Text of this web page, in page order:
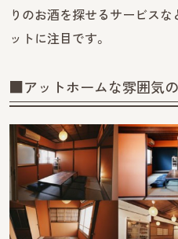
りのお酒を探せるサービスな
ットに注目です。
■アットホームな雰囲気